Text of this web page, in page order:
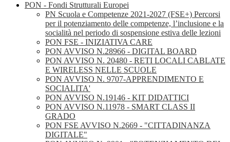
PON - Fondi Strutturali Europei
PN Scuola e Competenze 2021-2027 (FSE+) Percorsi
per il potenziamento delle competenze, l’inclusione e la
socialità nel periodo di sospensione estiva delle lezioni
PON FSE - INIZIATIVA CARE
PON AVVISO N.28966 - DIGITAL BOARD
PON AVVISO N. 20480 - RETI LOCALI CABLATE
E WIRELESS NELLE SCUOLE
PON AVVISO N. 9707-APPRENDIMENTO E
SOCIALITA'
PON AVVISO N.19146 - KIT DIDATTICI
PON AVVISO N.11978 - SMART CLASS II
GRADO
PON FSE AVVISO N.2669 - "CITTADINANZA
DIGITALE"